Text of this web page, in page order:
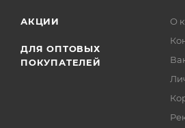
АКЦИИ
ДЛЯ ОПТОВЫХ
ПОКУПАТЕЛЕЙ
О